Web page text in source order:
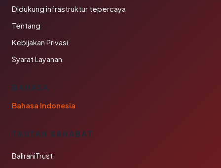
Didukung infrastruktur tepercaya
Tentang
Kebijakan Privasi
Syarat Layanan
BAHASA
Bahasa Indonesia
TAUTAN SAHABAT
BaliraniTrust